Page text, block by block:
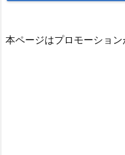
本ページはプロモーショ